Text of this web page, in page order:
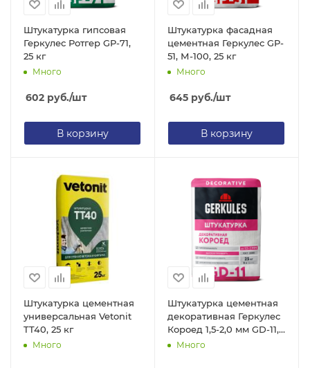
Штукатурка гипсовая
Геркулес Ротгер GP-71,
25 кг
Много
602 руб./шт
В корзину
Штукатурка фасадная
цементная Геркулес GP-
51, М-100, 25 кг
Много
645 руб./шт
В корзину
Штукатурка цементная
универсальная Vetonit
TT40, 25 кг
Много
Штукатурка цементная
декоративная Геркулес
Короед 1,5-2,0 мм GD-11,
25 кгМного